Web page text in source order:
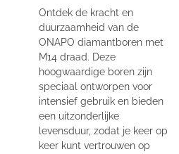
Ontdek de kracht en
duurzaamheid van de
ONAPO diamantboren met
M14 draad. Deze
hoogwaardige boren zijn
speciaal ontworpen voor
intensief gebruik en bieden
een uitzonderlijke
levensduur, zodat je keer op
keer kunt vertrouwen op